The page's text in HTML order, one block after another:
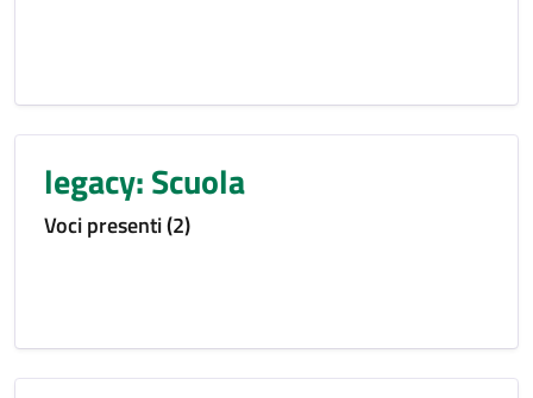
legacy: Scuola
Voci presenti (2)